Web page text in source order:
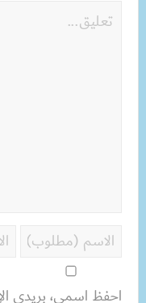
احفظ اسمي، بريدي